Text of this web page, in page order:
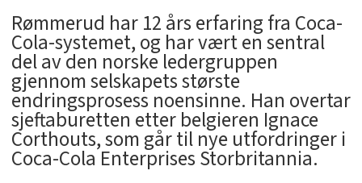
Rømmerud har 12 års erfaring fra Coca-
Cola-systemet, og har vært en sentral
del av den norske ledergruppen
gjennom selskapets største
endringsprosess noensinne. Han overtar
sjeftaburetten etter belgieren Ignace
Corthouts, som går til nye utfordringer i
Coca-Cola Enterprises Storbritannia.